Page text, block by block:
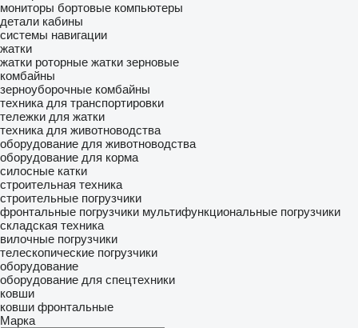
мониторы бортовые компьютеры
детали кабины
системы навигации
жатки
жатки роторные жатки зерновые
комбайны
зерноуборочные комбайны
техника для транспортировки
тележки для жатки
техника для животноводства
оборудование для животноводства
оборудование для корма
силосные катки
строительная техника
строительные погрузчики
фронтальные погрузчики мультифункциональные погрузчики
складская техника
вилочные погрузчики
телескопические погрузчики
оборудование
оборудование для спецтехники
ковши
ковши фронтальные
Марка